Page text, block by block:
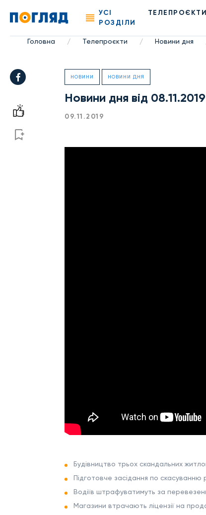
УСІ
РОЗДІЛИ
ТЕЛЕПРОЄКТИ
Головна / Телепроєкти / Новини дня
НОВИНИ НОВИНИ ДНЯ
Новини дня від 08.11.2019
09.11.2019
Будівництво трьох скандальних
Підготовче засідання по
Водіїв штрафуватимуть за
Магазини втрачають ліцензії на